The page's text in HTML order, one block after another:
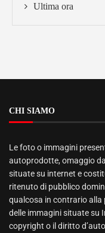
Ultima ora
CHI SIAMO
Le foto o immagini
autoprodotte, omaggio
situate su internet e
ritenuto di pubblico
qualcosa in contrario alla
delle immagini situate su
copyright o il diritto